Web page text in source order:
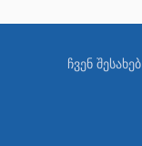
ჩვენ შესახებ